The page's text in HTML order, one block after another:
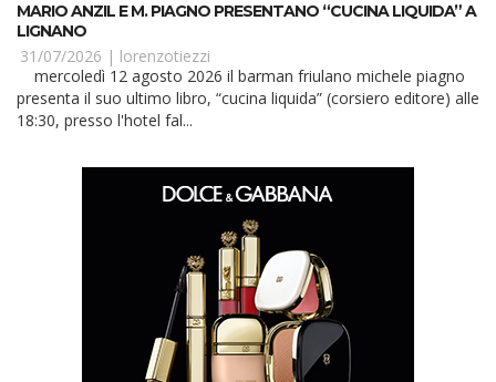
MARIO ANZIL E M. PIAGNO PRESENTANO “CUCINA LIQUIDA” A
LIGNANO
31/07/2026 | lorenzotiezzi
presenta il suo ultimo libro, “cucina liquida” (corsiero editore) alle
18:30, presso l'hotel fal...